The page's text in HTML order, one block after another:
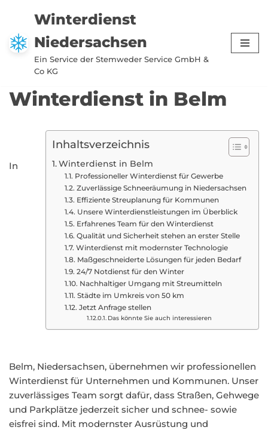
Zum
Inhalt
springen
Winterdienst
Niedersachsen
Ein Service der Stemweder Service GmbH &
Co KG
Winterdienst in Belm
Inhaltsverzeichnis
Winterdienst in Belm
Professioneller Winterdienst für Gewerbe
Zuverlässige Schneeräumung in Niedersachsen
Effiziente Streuplanung für Kommunen
Unsere Winterdienstleistungen im Überblick
Erfahrenes Team für den Winterdienst
Qualität und Sicherheit stehen an erster Stelle
Winterdienst mit modernster Technologie
Maßgeschneiderte Lösungen für jeden Bedarf
24/7 Notdienst für den Winter
Nachhaltiger Umgang mit Streumitteln
Städte im Umkreis von 50 km
Jetzt Anfrage stellen
Das könnte Sie auch interessieren
In
Belm, Niedersachsen, übernehmen wir professionellen
Winterdienst für Unternehmen und Kommunen. Unser
zuverlässiges Team sorgt dafür, dass Straßen, Gehwege
und Parkplätze jederzeit sicher und schnee- sowie
eisfrei sind. Mit modernster Ausrüstung und